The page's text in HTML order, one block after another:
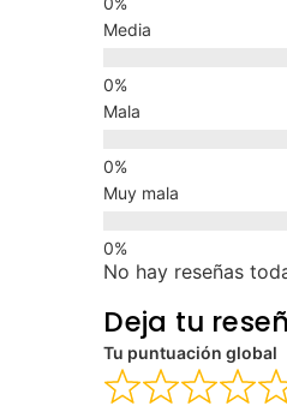
Media
Mala
Muy mala
No hay reseñas
Deja tu
Tu puntuación global